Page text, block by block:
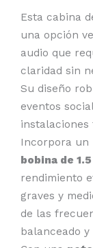
Esta cabina
una opción
audio que
claridad sin
Su diseño
eventos
instalaciones
Incorpora un
bobina de
rendimiento
graves y
de las
balanceado